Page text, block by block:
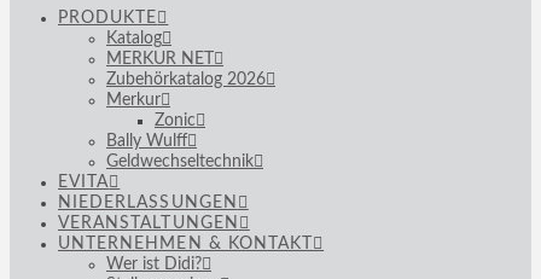
PRODUKTE
Katalog
MERKUR NET
Zubehörkatalog 2026
Merkur
Zonic
Bally Wulff
Geldwechseltechnik
EVITA
NIEDERLASSUNGEN
VERANSTALTUNGEN
UNTERNEHMEN & KONTAKT
Wer ist Didi?